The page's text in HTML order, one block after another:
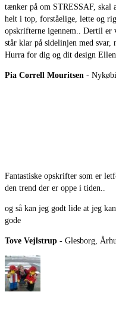
tænker på om STRESSAF, skal
helt i top, forståelige, lette og
opskrifterne igennem.. Dertil er
står klar på sidelinjen med svar,
Hurra for dig og dit design
Pia Correll Mouritsen -
Fantastiske opskrifter som er
den trend der er oppe i tiden..
og så kan jeg godt lide at jeg
gode
Tove Vejlstrup - Glesborg,